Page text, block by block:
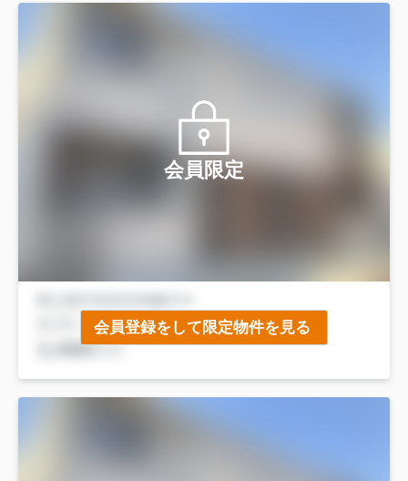
会員限定
会員登録をして限定物件を見る